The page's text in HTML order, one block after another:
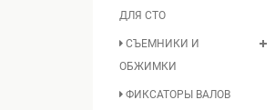
ДЛЯ СТО
СЪЕМНИКИ И
ОБЖИМКИ
ФИКСАТОРЫ ВАЛОВ